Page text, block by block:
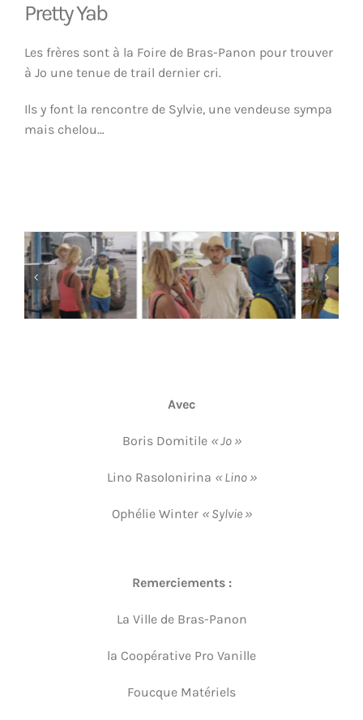
Pretty Yab
Les frères sont à la Foire de Bras-Panon pour trouver
à Jo une tenue de trail dernier cri.
Ils y font la rencontre de Sylvie, une vendeuse sympa
mais chelou…
Avec
Boris Domitile « Jo »
Lino Rasolonirina « Lino »
Ophélie Winter « Sylvie »
Remerciements :
La Ville de Bras-Panon
la Coopérative Pro Vanille
Foucque Matériels